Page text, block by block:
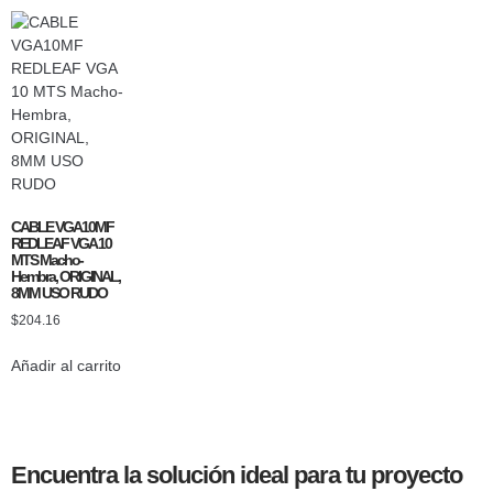
CABLE VGA10MF
REDLEAF VGA 10
MTS Macho-
Hembra, ORIGINAL,
8MM USO RUDO
$204.16
Añadir al carrito
Encuentra la solución ideal para tu proyecto